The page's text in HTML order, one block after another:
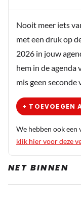
Nooit meer iets
met een druk op
2026 in jouw
hem in de agenda
mis geen seconde
+ TOEVOEGEN
We hebben ook een
klik hier voor deze
NET BINNEN